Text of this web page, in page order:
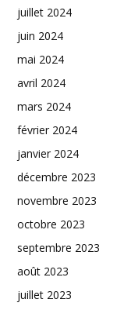
juillet 2024
juin 2024
mai 2024
avril 2024
mars 2024
février 2024
janvier 2024
décembre 2023
novembre 2023
octobre 2023
septembre 2023
août 2023
juillet 2023